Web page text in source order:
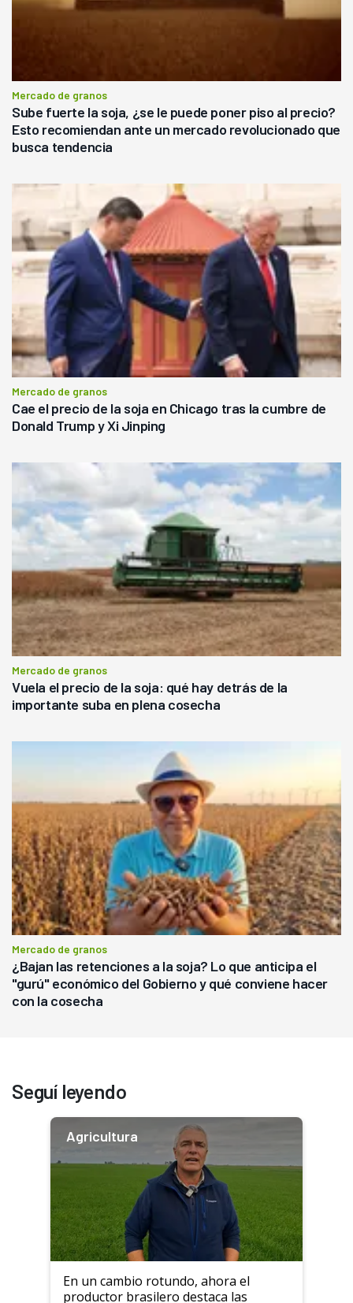
Mercado de granos
Sube fuerte la soja, ¿se le puede poner piso al precio?
Esto recomiendan ante un mercado revolucionado que
busca tendencia
Mercado de granos
Cae el precio de la soja en Chicago tras la cumbre de
Donald Trump y Xi Jinping
Mercado de granos
Vuela el precio de la soja: qué hay detrás de la
importante suba en plena cosecha
Mercado de granos
¿Bajan las retenciones a la soja? Lo que anticipa el
"gurú" económico del Gobierno y qué conviene hacer
con la cosecha
Seguí leyendo
Agricultura
En un cambio rotundo, ahora el
productor brasilero destaca las